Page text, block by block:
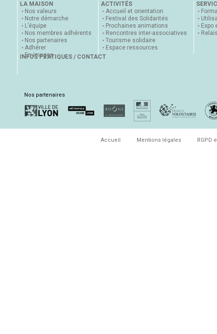
LA MAISON
Nos valeurs
Notre démarche
L’équipe
Nos membres adhérents
Nos partenaires
Adhérer
En images
ACTIVITÉS
Accueil et orientation
Festival des Solidarités
Prochaines animations
Rencontres inter-associatives
Tourisme solidaire
Espace ressources
Expo
INFOS PRATIQUES / CONTACT
Nos partenaires
Accueil Mentions légales RGPD